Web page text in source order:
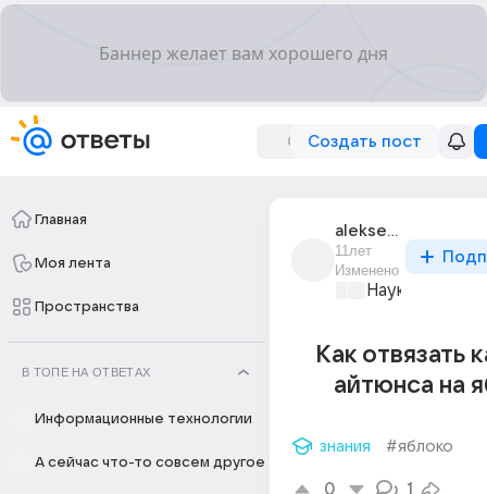
Создать пост
Главная
Моя лента
Пространства
В ТОПЕ НА ОТВЕТАХ
Информационные технологии
А сейчас что-то совсем другое
aleksei_gromov_516
11лет
Изменено
Наука
Как отвязать
айтюнса на
знания #яблоко
0 1